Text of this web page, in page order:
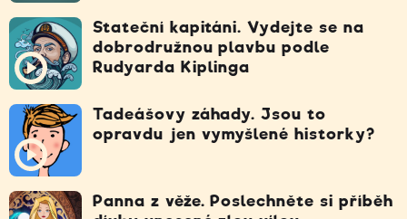
Stateční kapitáni. Vydejte se na
dobrodružnou plavbu podle
Rudyarda Kiplinga
Tadeášovy záhady. Jsou to
opravdu jen vymyšlené historky?
Panna z věže. Poslechněte si příběh